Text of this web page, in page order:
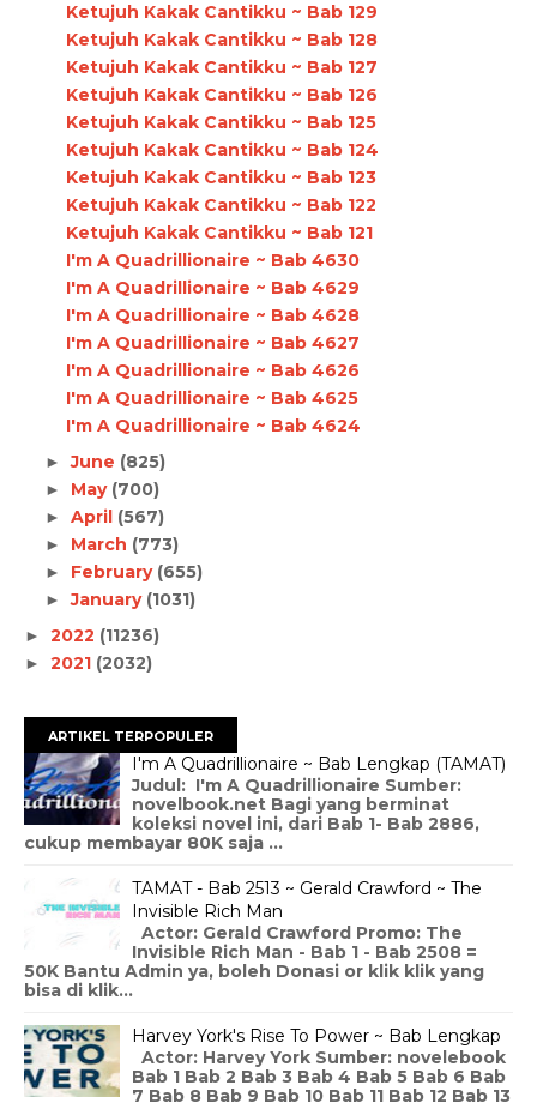
Ketujuh Kakak Cantikku ~ Bab 129
Ketujuh Kakak Cantikku ~ Bab 128
Ketujuh Kakak Cantikku ~ Bab 127
Ketujuh Kakak Cantikku ~ Bab 126
Ketujuh Kakak Cantikku ~ Bab 125
Ketujuh Kakak Cantikku ~ Bab 124
Ketujuh Kakak Cantikku ~ Bab 123
Ketujuh Kakak Cantikku ~ Bab 122
Ketujuh Kakak Cantikku ~ Bab 121
I'm A Quadrillionaire ~ Bab 4630
I'm A Quadrillionaire ~ Bab 4629
I'm A Quadrillionaire ~ Bab 4628
I'm A Quadrillionaire ~ Bab 4627
I'm A Quadrillionaire ~ Bab 4626
I'm A Quadrillionaire ~ Bab 4625
I'm A Quadrillionaire ~ Bab 4624
►June (825)
► May (700)
► April (567)
► March (773)
► February (655)
►January (1031)
► 2022 (11236)
► 2021 (2032)
ARTIKEL TERPOPULER
I'm A Quadrillionaire ~ Bab Lengkap (TAMAT)
Judul: I'm A Quadrillionaire Sumber:
novelbook.net Bagi yang berminat
koleksi novel ini, dari Bab 1- Bab 2886,
cukup membayar 80K saja ...
TAMAT - Bab 2513 ~ Gerald Crawford ~ The
Invisible Rich Man
Actor: Gerald Crawford Promo: The
Invisible Rich Man - Bab 1 - Bab 2508 =
50K Bantu Admin ya, boleh Donasi or klik klik yang
bisa di klik...
Harvey York's Rise To Power ~ Bab Lengkap
Actor: Harvey York Sumber: novelebook
Bab 1 Bab 2 Bab 3 Bab 4 Bab 5 Bab 6 Bab
7 Bab 8 Bab 9 Bab 10 Bab 11 Bab 12 Bab 13